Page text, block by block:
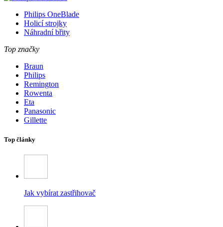
Philips OneBlade
Holicí strojky
Náhradní břity
Top značky
Braun
Philips
Remington
Rowenta
Eta
Panasonic
Gillette
Top články
Jak vybírat zastřihovač